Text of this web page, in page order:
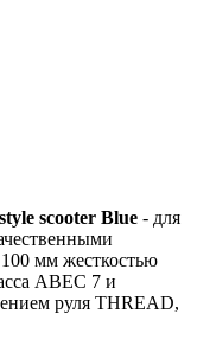
scooter Blue - для
мм жесткостью
ABEC 7 и
руля THREAD,